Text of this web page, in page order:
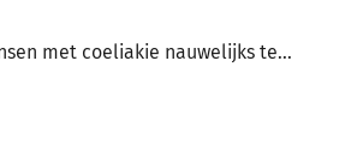
met coeliakie nauwelijks te...